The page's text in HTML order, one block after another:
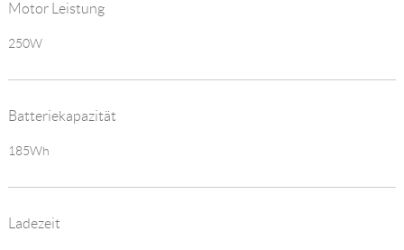
Motor Leistung
250W
Batteriekapazität
185Wh
Ladezeit